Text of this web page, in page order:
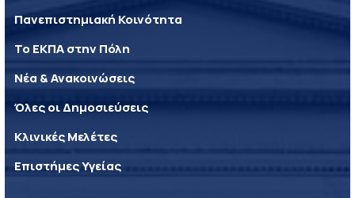
Πανεπιστημιακή Κοινότητα
Το ΕΚΠΑ στην Πόλη
Νέα & Ανακοινώσεις
Όλες οι Δημοσιεύσεις
Κλινικές Μελέτες
Επιστήμες Υγείας